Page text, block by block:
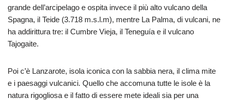
grande dell’arcipelago e ospita invece il più alto vulcano della
Spagna, il Teide (3.718 m.s.l.m), mentre La Palma, di vulcani, ne
ha addirittura tre: il Cumbre Vieja, il Teneguía e il vulcano
Tajogaite.
Poi c’è Lanzarote, isola iconica con la sabbia nera, il clima mite
e i paesaggi vulcanici. Quello che accomuna tutte le isole è la
natura rigogliosa e il fatto di essere mete ideali sia per una